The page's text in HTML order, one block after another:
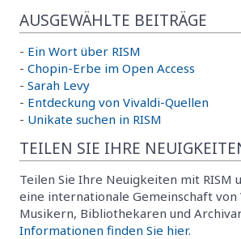
AUSGEWÄHLTE BEITRÄGE
- Ein Wort über RISM
- Chopin-Erbe im Open Access
- Sarah Levy
- Entdeckung von Vivaldi-Quellen
- Unikate suchen in RISM
TEILEN SIE IHRE
Teilen Sie Ihre Neuigkeiten mit RISM
eine internationale Gemeinschaft von
Musikern, Bibliothekaren und
Informationen finden Sie hier.